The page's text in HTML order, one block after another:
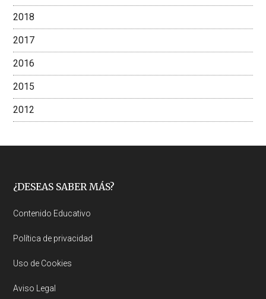
2018
2017
2016
2015
2012
Footer
¿DESEAS SABER MÁS?
Contenido Educativo
Política de privacidad
Uso de Cookies
Aviso Legal